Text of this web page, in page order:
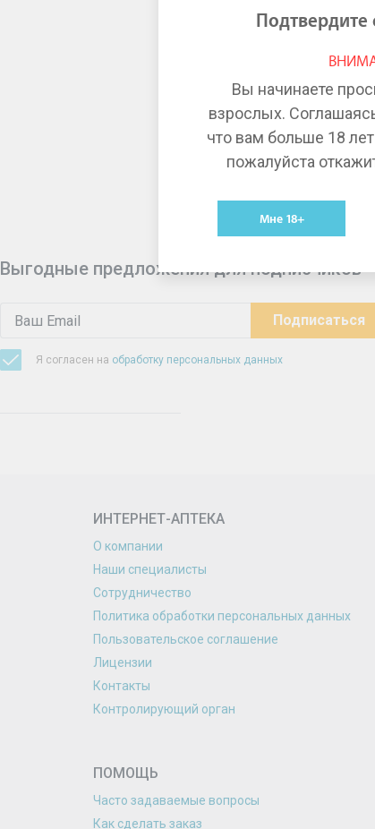
Лекарства в Омске
Лекарства в Волгограде
Лекарства в Тюмени
Выгодные предложения для подписчиков
Я согласен на обработку персональных данных
ИНТЕРНЕТ-АПТЕКА
О компании
Наши специалисты
Сотрудничество
Политика обработки персональных данных
Пользовательское соглашение
Лицензии
Контакты
Контролирующий орган
ПОМОЩЬ
Часто задаваемые вопросы
Как сделать заказ
Подтвердите
Вы начинаете
взрослых.
что вам больше 18
пожалуйста
Мне 18+